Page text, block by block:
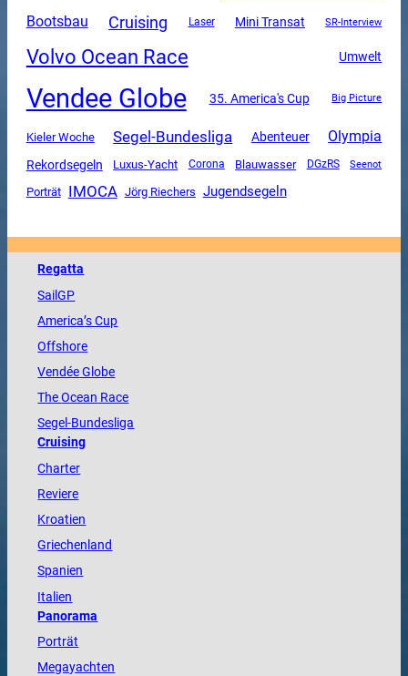
Bootsbau Cruising Laser Mini Transat SR-Interview
Volvo Ocean Race Umwelt
Vendee Globe 35. America's Cup Big Picture
Kieler Woche Segel-Bundesliga Abenteuer Olympia
Rekordsegeln Luxus-Yacht Corona Blauwasser DGzRS Seenot
Porträt IMOCA Jörg Riechers Jugendsegeln
Regatta
SailGP
America’s Cup
Offshore
VendéeGlobe
TheOcean Race
Segel-Bundesliga
Cruising
Charter
Reviere
Kroatien
Griechenland
Spanien
Italien
Panorama
Porträt
Megayachten